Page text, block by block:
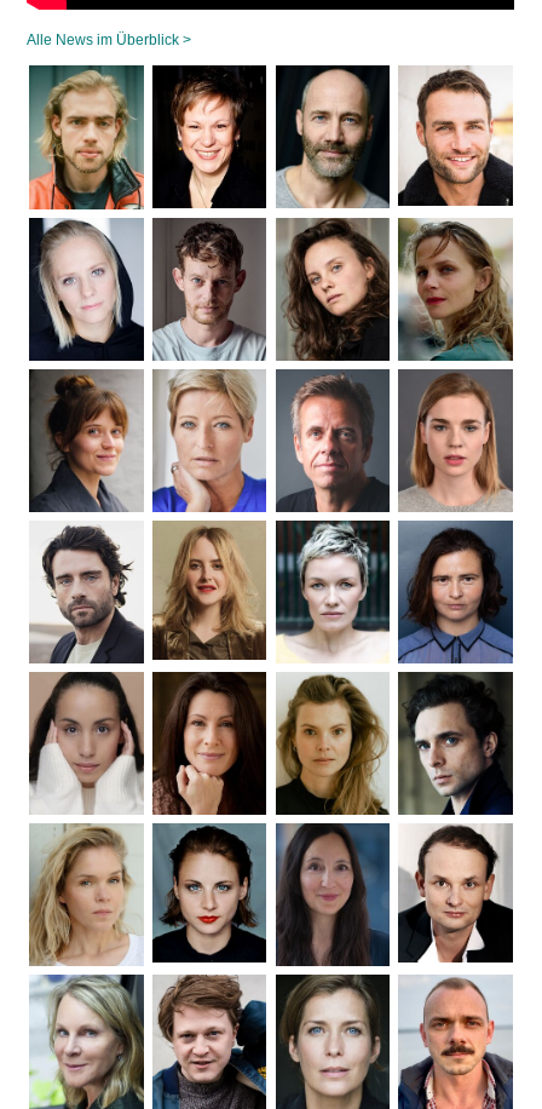
Alle News im Überblick >
Navigation
überspringen